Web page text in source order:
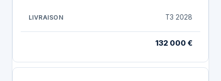
T3 2028
132 000 €